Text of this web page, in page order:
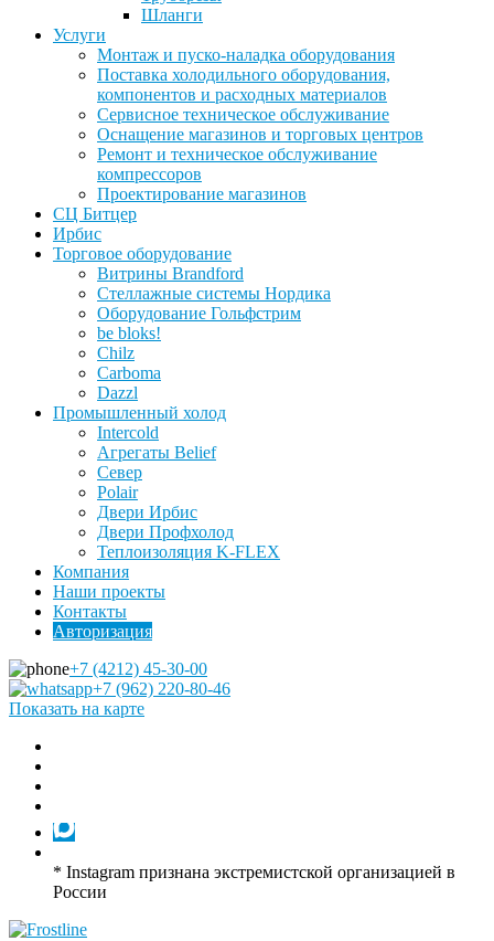
Шланги
Услуги
Монтаж и пуско-наладка оборудования
Поставка холодильного оборудования,
компонентов и расходных материалов
Сервисное техническое обслуживание
Оснащение магазинов и торговых центров
Ремонт и техническое обслуживание
компрессоров
Проектирование магазинов
СЦ Битцер
Ирбис
Торговое оборудование
Витрины Brandford
Стеллажные системы Нордика
Оборудование Гольфстрим
be bloks!
Chilz
Carboma
Dazzl
Промышленный холод
Intercold
Агрегаты Belief
Север
Polair
Двери Ирбис
Двери Профхолод
Теплоизоляция K-FLEX
Компания
Наши проекты
Контакты
Авторизация
+7 (4212) 45-30-00
+7 (962) 220-80-46
Показать на карте
* Instagram признана экстремистской организацией в
России